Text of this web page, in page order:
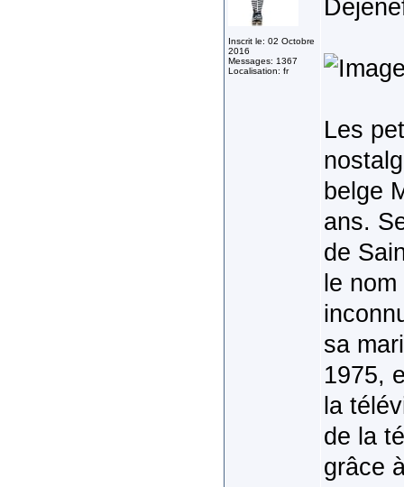
Inscrit le: 02 Octobre
2016
Messages: 1367
Localisation: fr
Les
belge
ans.
de
le
sa
1975,
la
de la
grâce